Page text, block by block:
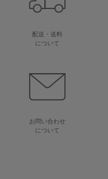
配送・送料
について
お問い合わせ
について